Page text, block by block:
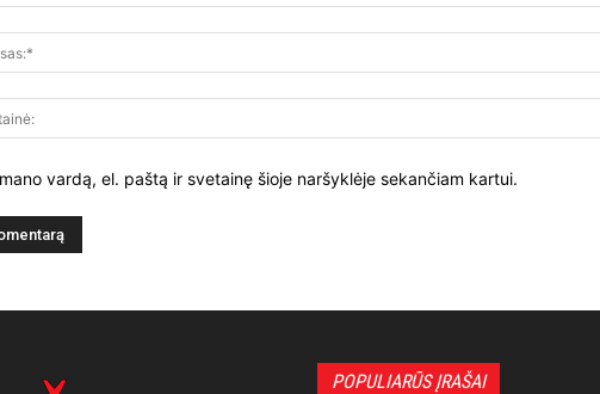
vardą, el. paštą ir svetainę šioje naršyklėje sekančiam kartui.
POPULIARŪS ĮRAŠAI